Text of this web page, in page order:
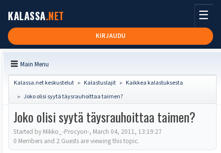
KALASSA.NET
KIRJAUDU
☰
Main Menu
Kalassa.net keskustelut ► Kalastuslajit ► Kaikkea kalastuksesta
► Joko olisi syytä täysrauhoittaa taimen?
Joko olisi syytä täysrauhoittaa taimen?
Started by Mikko_-Procyon-, March 04, 2011, 13:19:27
0 Members and 2 Guests are viewing this topic.